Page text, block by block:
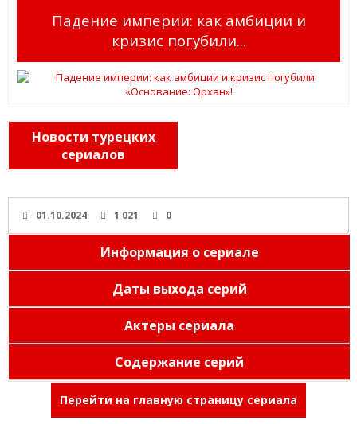
Падение империи: как амбиции и
кризис погубили...
Новости турецких
сериалов
01.10.2024 1 021 0
Информация о сериале
Даты выхода серий
Актеры сериала
Содержание серий
Перейти на главную страницу сериала